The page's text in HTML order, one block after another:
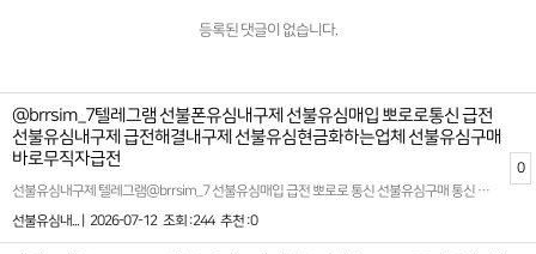
등록된 댓글이 없습니다.
@brrsim_7텔레그램 선불폰유심내구제 선불유심매입 뽀로로통신 급전
선불유심내구제 급전해결내구제 선불유심현금화하는업체 선불유심구매
바로무직자급전
선불유심내구제 텔레그램@brrsim_7 선불유심매입 급전 뽀로로 통신 선불유심구매 통신 상품을 기반으로 안전하고 합법적인 현금화 방식으로 선불유심을 활용해 필요한 금액을 확보할수 있는 서비스입니다 선불유심매입 정식업체! 100%비대면 바로소액급전 가능! 신용점수 부담NO! 단기소액 지원 긴급 생계비 지원 소액대출로 실질적인 도움을 제공해드립니다 신용점수 하락이나 금융기록에 영향을 주지 않으며 고객의 개인정보 보호를 최우선으로합니다 개인정보 보호 시스템 강화 뽀로로 통신 선불유심내구제는 고객의 신뢰를 취우선 가치로 삼습니다 어설픈 신규업체,유령 업체에서 시간낭비 하지마시고 5년차 무사고 뽀로로 통신과 함께하세요 모든 상담은 비밀보장하에 안전하게 진행되며 전문 상담사가 고객님의 상황에 맞는 최적의 상품을 안내해드립니다! 확실한 파트너와 함께하세요 시간 낭비와 신용 하락을 막는 가장 좋은 방법은 처음부터 제대로 된 전문가를 만나는 것입니다 홈페이지: https://brrsim77.isweb.co.kr 홈페이지: https://litt.ly/brrsim7
선불유심내... |
2026-07-12 조회 :244 추천 :0
0